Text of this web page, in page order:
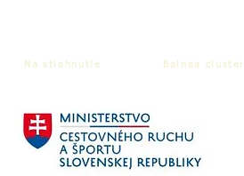
Na stiahnutie Balnea cluster